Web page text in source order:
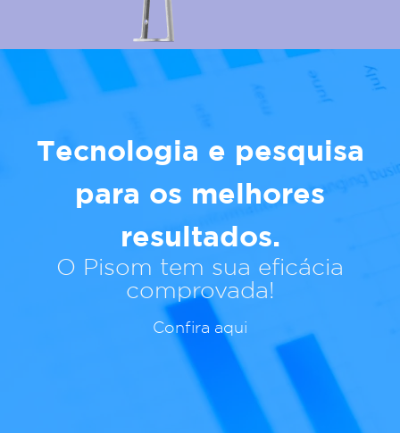
Tecnologia e pesquisa
para os melhores
resultados.
O Pisom tem sua eficácia
comprovada!
Confira aqui